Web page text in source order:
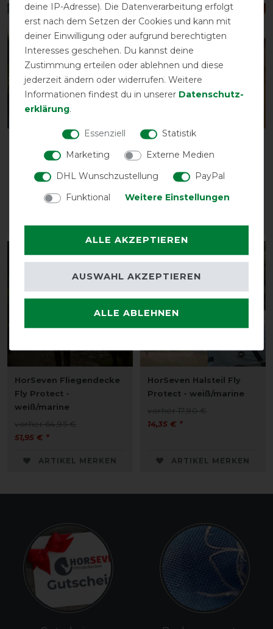
-20%
HorSeven Regendecke
50g mit Widerristpolster
103,95 € *
-20%
HorSeven Fleecedecke
mit Widerristpolster-
43,90 € *
-20%
HorSeven Fliegendecke
Fly Protect -
weiß/marine
vorher 64,95 €
51,95 € *
ARTIKEL MERKEN
-20%
HorSeven Halsteil Fly
Protect - weiß/marine
vorher 17,90 €
14,35 € *
ARTIKEL MERKEN
deine IP-Adresse). Die Datenverarbeitung erfolgt
erst nach dem Setzen der Cookies und kann mit
deiner Einwilligung oder aufgrund berechtigten
Interesses geschehen. Du kannst deine
Zustimmung erteilen oder ablehnen und diese
jederzeit ändern oder widerrufen. Weitere
Informationen findest du in unserer Daten­schutz­
erklärung.
Essenziell
Statistik
Marketing
Externe Medien
DHL Wunschzustellung
PayPal
Funktional
Weitere Einstellungen
ALLE AKZEPTIEREN
ALLE ABLEHNEN
AUSWAHL AKZEPTIEREN